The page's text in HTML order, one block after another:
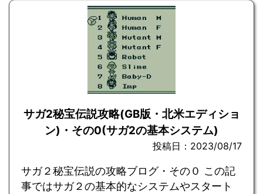
サガ2秘宝伝説攻略(GB版・北米エディショ
ン)・その0(サガ2の基本システム)
投稿日：2023/08/17
サガ２秘宝伝説の攻略ブログ・その０ この記
事ではサガ２の基本的なシステムやスタート